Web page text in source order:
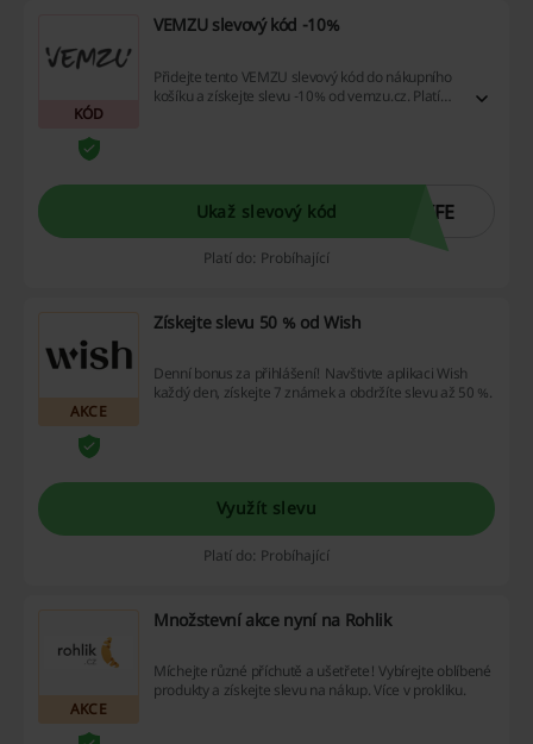
KÓD
VEMZU slevový kód -10%
Přidejte tento VEMZU slevový kód do nákupního
košíku a získejte slevu -10% od vemzu.cz. Platí
Ukaž slevový kód IFE
Platí do: Probíhající
AKCE
Získejte slevu 50 % od Wish
Denní bonus za přihlášení! Navštivte aplikaci Wish
každý den, získejte 7 známek a obdržíte slevu až 50 %.
Využít slevu
Platí do: Probíhající
AKCE
Množstevní akce nyní na Rohlik
Míchejte různé příchutě a ušetřete! Vybírejte oblíbené
produkty a získejte slevu na nákup. Více v prokliku.